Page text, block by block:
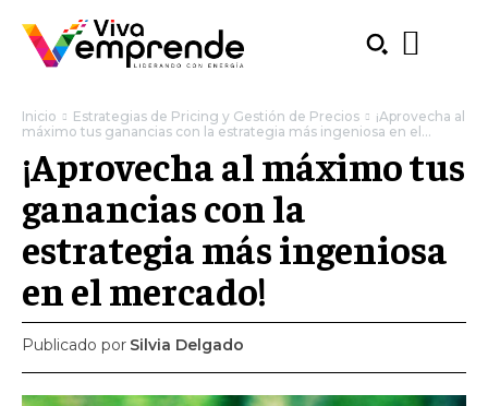
Inicio Estrategias de Pricing y Gestión de Precios
¡Aprovecha al
máximo tus ganancias con la estrategia más ingeniosa en el...
¡Aprovecha al máximo tus
ganancias con la
estrategia más ingeniosa
en el mercado!
Publicado por Silvia Delgado